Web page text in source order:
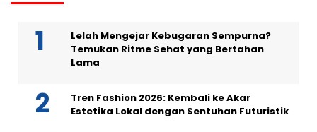
Lelah Mengejar Kebugaran Sempurna?
Temukan Ritme Sehat yang Bertahan
Lama
Tren Fashion 2026: Kembali ke Akar
Estetika Lokal dengan Sentuhan Futuristik